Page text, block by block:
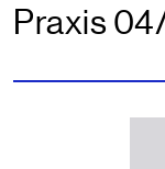
Praxis